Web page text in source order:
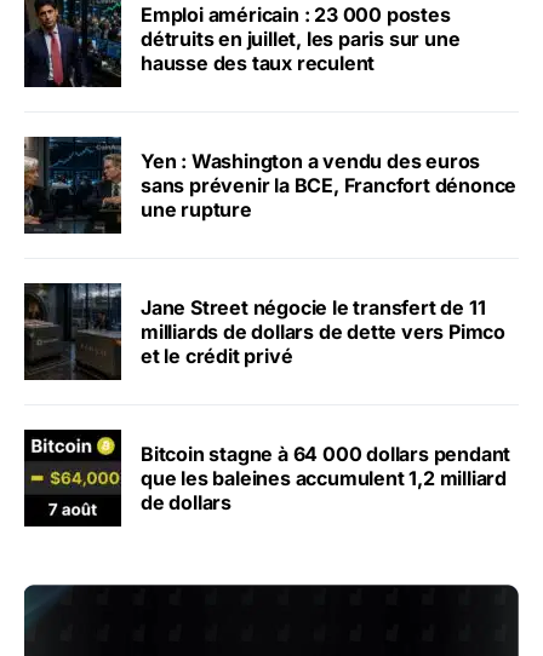
Emploi américain : 23 000 postes
détruits en juillet, les paris sur une
hausse des taux reculent
Yen : Washington a vendu des euros
sans prévenir la BCE, Francfort dénonce
une rupture
Jane Street négocie le transfert de 11
milliards de dollars de dette vers Pimco
et le crédit privé
Bitcoin stagne à 64 000 dollars pendant
que les baleines accumulent 1,2 milliard
de dollars